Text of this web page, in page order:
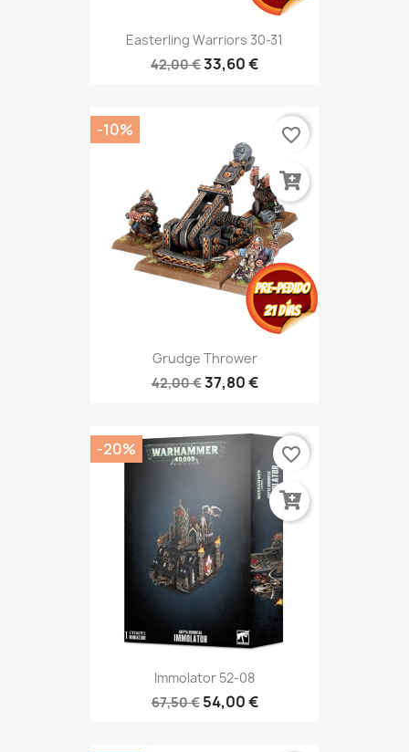
Easterling Warriors 30-31
42,00 €33,60 €
Grudge Thrower
42,00 €37,80 €
-10% favorite_border
Immolator 52-08
67,50 € 54,00 €
-20% favorite_border